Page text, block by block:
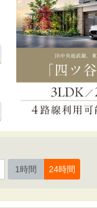
1時間 24時間